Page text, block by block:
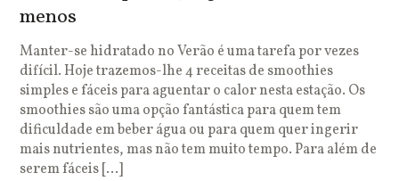
menos
Manter-se hidratado no Verão é uma tarefa por vezes
difícil. Hoje trazemos-lhe 4 receitas de smoothies
simples e fáceis para aguentar o calor nesta estação. Os
smoothies são uma opção fantástica para quem tem
dificuldade em beber água ou para quem quer ingerir
mais nutrientes, mas não tem muito tempo. Para além de
serem fáceis […]